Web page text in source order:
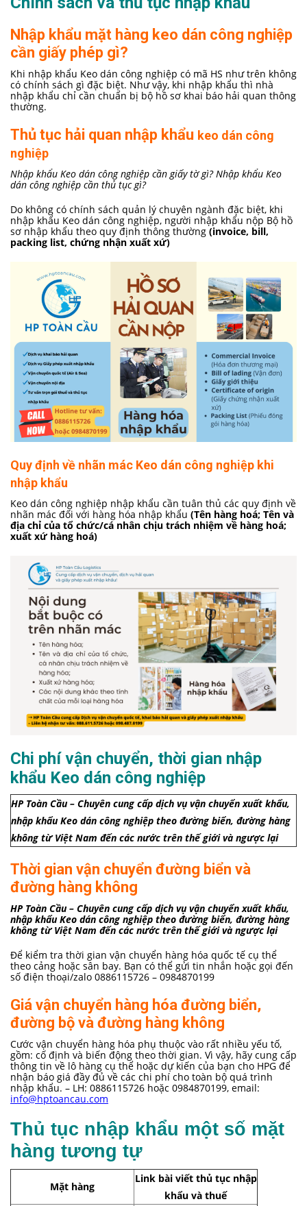
Nhập khẩu mặt hàng keo dán công nghiệp
cần giấy phép gì?
Khi nhập khẩu Keo dán công nghiệp có mã HS như trên không
có chính sách gì đặc biệt. Như vậy, khi nhập khẩu thì nhà
nhập khẩu chỉ cần chuẩn bị bộ hồ sơ khai báo hải quan thông
thường.
Thủ tục hải quan nhập khẩu keo dán công
nghiệp
Nhập khẩu Keo dán công nghiệp cần giấy tờ gì? Nhập khẩu Keo
dán công nghiệp cần thủ tục gì?
Do không có chính sách quản lý chuyên ngành đặc biệt, khi
nhập khẩu Keo dán công nghiệp, người nhập khẩu nộp Bộ hồ
sơ nhập khẩu theo quy định thông thường (invoice, bill,
packing list, chứng nhận xuất xứ)
Quy định về nhãn mác Keo dán công nghiệp khi
nhập khẩu
Keo dán công nghiệp nhập khẩu cần tuân thủ các quy định về
nhãn mác đối với hàng hóa nhập khẩu (Tên hàng hoá; Tên và
địa chỉ của tổ chức/cá nhân chịu trách nhiệm về hàng hoá;
xuất xứ hàng hoá)
Chi phí vận chuyển, thời gian nhập
khẩu Keo dán công nghiệp
HP Toàn Cầu – Chuyên cung cấp dịch vụ vận chuyển xuất khẩu,
nhập khẩu Keo dán công nghiệp theo đường biển, đường hàng
không từ Việt Nam đến các nước trên thế giới và ngược lại
Thời gian vận chuyển đường biển và
đường hàng không
HP Toàn Cầu – Chuyên cung cấp dịch vụ vận chuyển xuất khẩu,
nhập khẩu Keo dán công nghiệp theo đường biển, đường hàng
không từ Việt Nam đến các nước trên thế giới và ngược lại
Để kiểm tra thời gian vận chuyển hàng hóa quốc tế cụ thể
theo cảng hoặc sân bay. Bạn có thể gửi tin nhắn hoặc gọi đến
số điện thoại/zalo 0886115726 – 0984870199
Giá vận chuyển hàng hóa đường biển,
đường bộ và đường hàng không
Cước vận chuyển hàng hóa phụ thuộc vào rất nhiều yếu tố,
gồm: cố định và biến động theo thời gian. Vì vậy, hãy cung cấp
thông tin về lô hàng cụ thể hoặc dự kiến của bạn cho HPG để
nhận báo giá đầy đủ về các chi phí cho toàn bộ quá trình
nhập khẩu. – LH: 0886115726 hoặc 0984870199, email:
info@hptoancau.com
Thủ tục nhập khẩu một số mặt
hàng tương tự
Mặt hàng
Link bài viết thủ tục nhập
khẩu và thuế